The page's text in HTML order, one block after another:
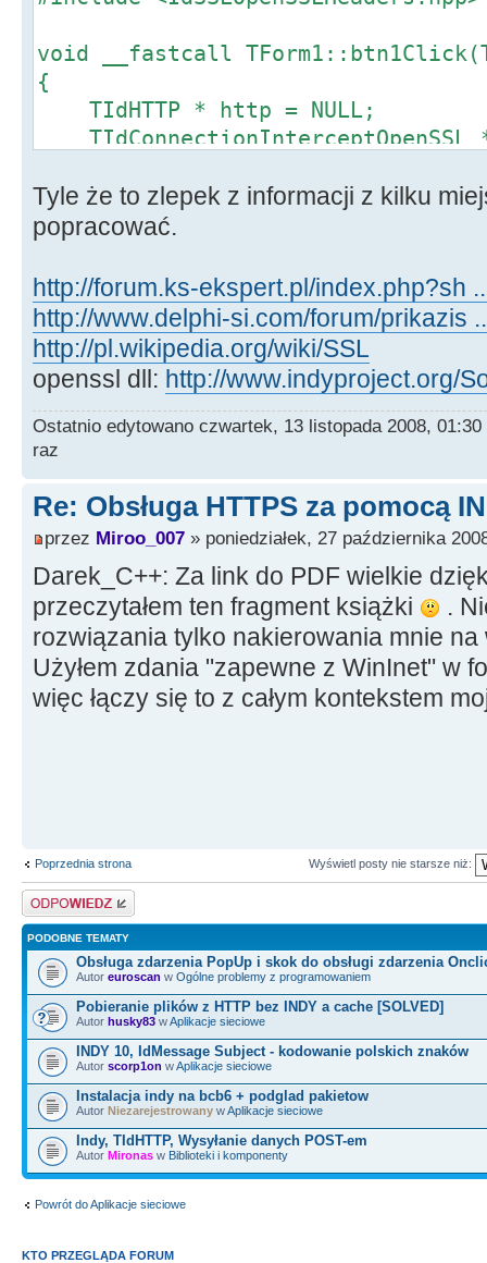
void __fastcall
{
TIdHTTP * http = NULL;
TIdConnectionInterceptOpenSSL
{
http = new TIdHTTP(NULL);
// http->HandleRedirects
AnsiString
adres("https://
ciossl->SSLOptions->Method
//sslvSSLv2;
ciossl->SSLOptions->Mode =
sslmUnassigned;
http->Intercept = ciossl;
Memo1->Text = http-
}
__finally
{
delete http;
Tyle że to zlepek z informacji z kilku
popracować.
http://forum.ks-ekspert.pl/index.php?sh
http://www.delphi-si.com/forum/prikazis
http://pl.wikipedia.org/wiki/SSL
openssl dll: http://www.indyproject.org/
Ostatnio edytowano czwartek, 13 listopada 2008,
raz
Re: Obsługa HTTPS za pomocą
przez Miroo_007 » poniedziałek, 27 października
Darek_C++: Za link do PDF wielkie
przeczytałem ten fragment książki
.
rozwiązania tylko nakierowania mnie na
Użyłem zdania "zapewne z WinInet" w
więc łączy się to z całym kontekstem
Poprzednia strona Wyświetl posty nie starsze niż:
Odpowiedz
PODOBNE TEMATY
Obsługa zdarzenia PopUp i skok do obsługi zdarzenia
Autor euroscan w Ogólne problemy z programowaniem
Pobieranie plików z HTTP bez INDY a cache [SOLVED]
Autor husky83 wAplikacje sieciowe
INDY 10, IdMessage Subject - kodowanie polskich znaków
Autor scorp1on wAplikacje sieciowe
Instalacja indy na bcb6 + podglad pakietow
Autor Niezarejestrowany wAplikacje sieciowe
Indy, TIdHTTP, Wysyłanie danych POST-em
Autor Mironas w Biblioteki i komponenty
Powrót do Aplikacje sieciowe
KTO PRZEGLĄDA FORUM